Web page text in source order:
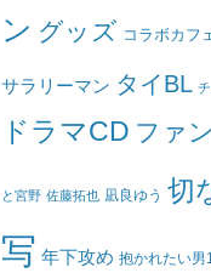
ン グッズ コラボカフ
サラリーマン タイBL
ドラマCD ファ
と宮野 佐藤拓也 凪良ゆう 切
写 年下攻め 抱かれたい男